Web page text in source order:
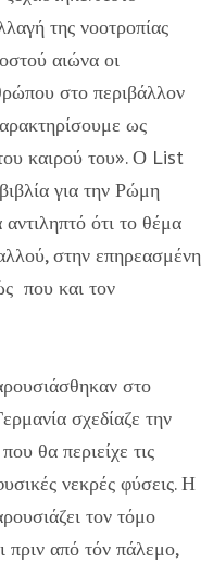
της νοοτροπίας
αιώνα οι
στο περιβάλλον
ως
καιρού του». Ο List
για την Ρώμη
ότι το θέμα
στην επηρεασμένη
που και τον
στο
σχεδίαζε την
θα περιείχε τις
νεκρές φύσεις. Η
τον τόμο
από τόν πάλεμο,